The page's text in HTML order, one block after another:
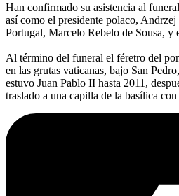
Han confirmado su asistencia al
así como el presidente polaco,
Portugal, Marcelo Rebelo de Sousa, y
Al término del funeral el féretro del
en las grutas vaticanas, bajo San
estuvo Juan Pablo II hasta 2011,
traslado a una capilla de la basílica